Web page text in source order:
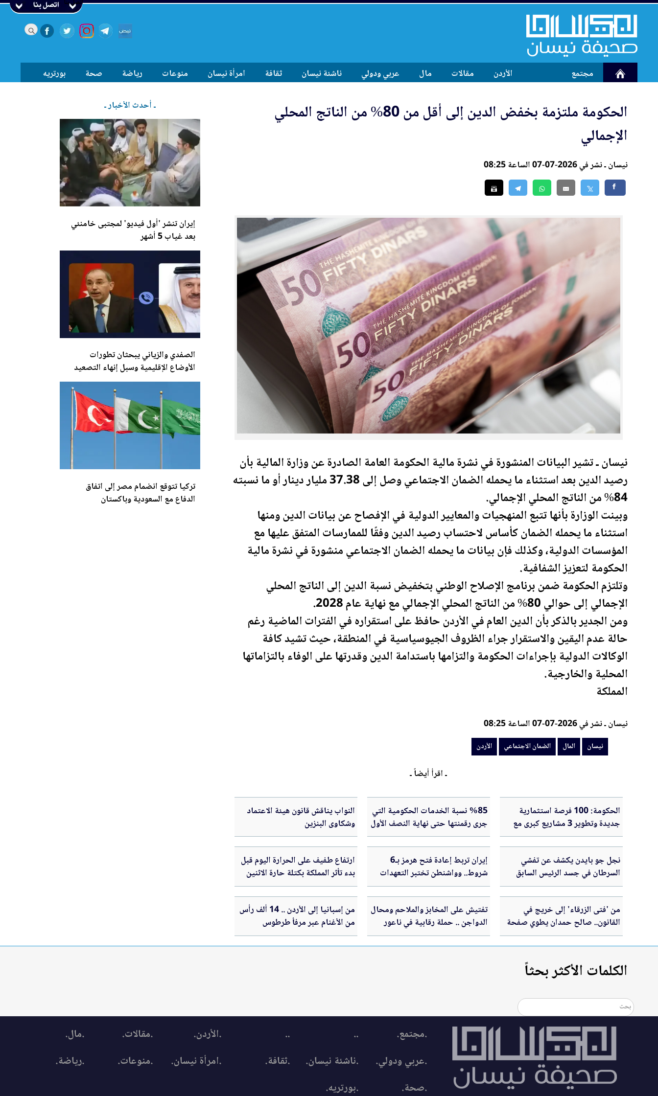
اتصل بنا
مجتمع الأردن مقالات مال عربي ودولي ناشئة نيسان ثقافة امرأة نيسان منوعات رياضة صحة بورتريه
الحكومة ملتزمة بخفض الدين إلى أقل من 80% من الناتج المحلي
الإجمالي
نيسان ـ نشر في 2026-07-07 الساعة 08:25
نيسان ـ تشير البيانات المنشورة في نشرة مالية الحكومة العامة الصادرة عن وزارةالمالية بأن
رصيد الدين بعد استثناء ما يحملهالضمان الاجتماعي
وصل إلى 37.38 مليار دينار أو ما نسبته
84% من الناتج المحلي الإجمالي.
وبينت الوزارة بأنها تتبع المنهجيات والمعايير الدولية في الإفصاح عن بيانات الدين ومنها
استثناء ما يحمله الضمان كأساس لاحتساب رصيد الدين وفقًا للممارسات المتفق عليها مع
المؤسسات الدولية، وكذلك فإن بيانات ما يحملهالضمان الاجتماعيمنشورة في نشرة مالية
الحكومة لتعزيز الشفافية.
وتلتزم الحكومة ضمن برنامج الإصلاح الوطني بتخفيض نسبة الدين إلى الناتج المحلي
الإجمالي إلى حوالي 80% من الناتج المحلي الإجمالي مع نهاية عام 2028.
ومن الجدير بالذكر بأن الدين العام فيالأردنحافظ على استقراره في الفترات الماضية رغم
حالة عدم اليقين والاستقرار جراء الظروف الجيوسياسية في المنطقة، حيث تشيد كافة
الوكالات الدولية بإجراءات الحكومة والتزامها باستدامة الدين وقدرتها على الوفاء بالتزاماتها
المحلية والخارجية.
المملكة
نيسان ـ نشر في 2026-07-07 الساعة 08:25
نيسان المال الضمان الاجتماعي الأردن
ـ اقرأ أيضاً ـ
الحكومة: 100 فرصة استثمارية
جديدة وتطوير 3 مشاريع كبرى مع
القطاع الخاص
%85 نسبة الخدمات الحكومية التي
جرى رقمنتها حتى نهاية النصف الأول
من 2026
النواب يناقش قانون هيئة الاعتماد
وشكاوى البنزين
نجل جو بايدن يكشف عن تفشي
السرطان في جسد الرئيس السابق
إيران تربط إعادة فتح هرمز بـ6
شروط.. وواشنطن تختبر التعهدات
على الأرض
ارتفاع طفيف على الحرارة اليوم قبل
بدء تأثر المملكة بكتلة حارة الاثنين
من 'فتى الزرقاء' إلى خريج في
القانون.. صالح حمدان يطوي صفحة
الألم ويتوّج مسيرته الجامعية.. فيديو
تفتيش على المخابز والملاحم ومحال
الدواجن .. حملة رقابية في ناعور
من إسبانيا إلى الأردن .. 14 ألف رأس
من الأغنام عبر مرفأ طرطوس
ـ أحدث الأخبار ـ
إيران تنشر 'أول فيديو' لمجتبى خامنئي
بعد غياب 5 أشهر
الصفدي والزياني يبحثان تطورات
الأوضاع الإقليمية وسبل إنهاء التصعيد
تركيا تتوقع انضمام مصر إلى اتفاق
الدفاع مع السعودية وباكستان
الكلمات الأكثر بحثاً
.مجتمع. ..
.. .الأردن. .مقالات.
.مال.
.عربي ودولي.
.ناشئة نيسان. .ثقافة. .امرأة نيسان. .منوعات.
.رياضة.
.صحة.
.بورتريه.